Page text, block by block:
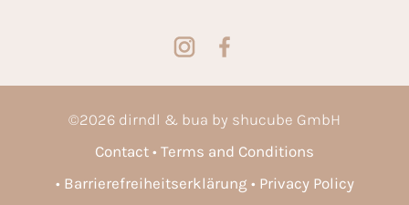
©2026 dirndl & bua by shucube GmbH
Contact
Terms and Conditions
Barrierefreiheitserklärung
Privacy Policy